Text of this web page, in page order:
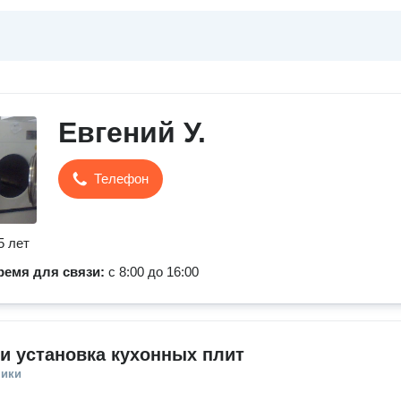
Евгений У.
Телефон
лет
для связи: с 8:00 до 16:00
установка кухонных плит